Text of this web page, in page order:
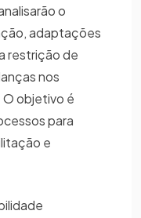
o
adaptações
restrição de
nos
O objetivo é
para
e